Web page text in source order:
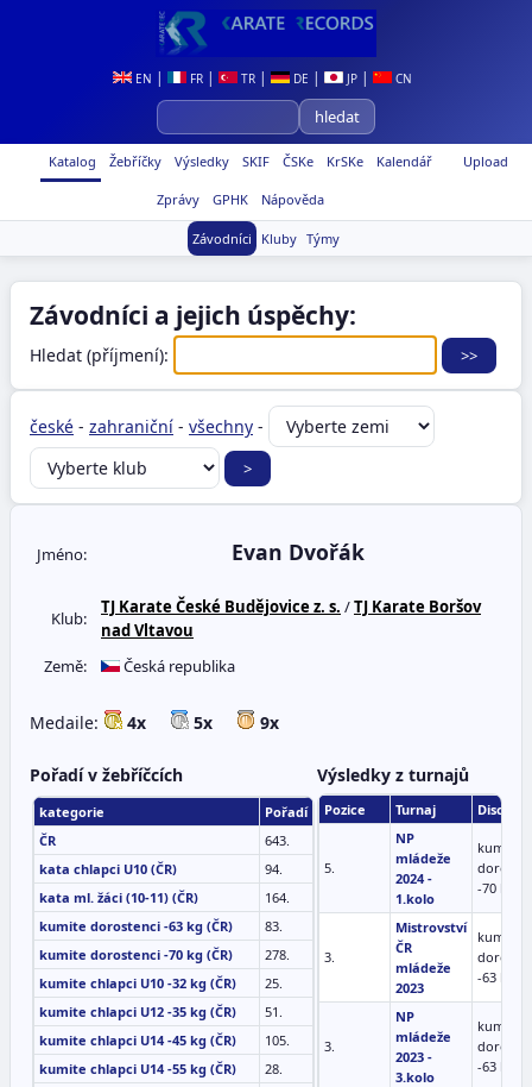
EN | FR | TR | DE | JP | CN
Upload
Katalog Žebříčky Výsledky SKIF ČSKe KrSKe Kalendář
Zprávy GPHK Nápověda
Závodníci Kluby Týmy
Závodníci a jejich úspěchy:
Hledat (příjmení):
české - zahraniční - všechny -
Jméno: Evan Dvořák
Klub:
TJ Karate České Budějovice z. s. /TJ Karate Boršov
nad Vltavou
Země:
Česká republika
Medaile: 4x 5x 9x
Pořadí v žebříčcích
kategorie
Pořadí
ČR
643.
kata chlapci U10 (ČR)
94.
kata ml. žáci (10-11) (ČR)
164.
kumite dorostenci -63 kg (ČR)
83.
kumite dorostenci -70 kg (ČR)
278.
kumite chlapci U10 -32 kg (ČR)
25.
kumite chlapci U12 -35 kg (ČR)
51.
kumite chlapci U14 -45 kg (ČR)
105.
kumite chlapci U14 -55 kg (ČR)
28.
Výsledky z turnajů
Pozice Turnaj
5.
NP
mládeže
2024 -
1.kolo
kumite
-70 kg
3.
Mistrovství
ČR
mládeže
2023
kumite
-63 kg
3.
NP
mládeže
2023 -
3.kolo
kumite
-63 kg